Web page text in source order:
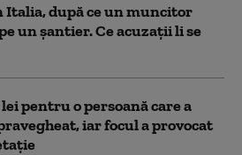
Italia, după ce un muncitor
un șantier. Ce acuzații li se
pentru o persoană care a
iar focul a provocat